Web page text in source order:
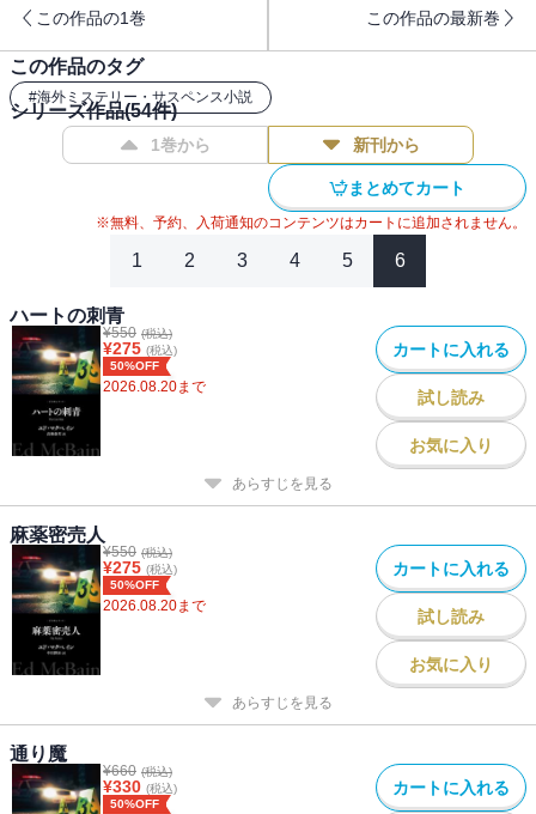
この作品の1巻 この作品の最新巻
この作品のタグ
#海外ミステリー・サスペンス小説
シリーズ作品(54件)
1巻から 新刊から
まとめてカート
※無料、予約、入荷通知のコンテンツはカートに追加されません。
1 2 3 4 5 6
ハートの刺青
¥550 (税込)
¥275 (税込)
50%OFF
2026.08.20まで
カートに入れる
試し読み
お気に入り
あらすじを見る
麻薬密売人
¥550 (税込)
¥275 (税込)
50%OFF
2026.08.20まで
カートに入れる
試し読み
お気に入り
あらすじを見る
通り魔
¥660 (税込)
¥330 (税込)
50%OFF
カートに入れる